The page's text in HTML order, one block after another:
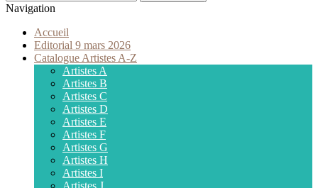
Navigation
Accueil
Editorial 9 mars 2026
Catalogue Artistes A-Z
Artistes A
Artistes B
Artistes C
Artistes D
Artistes E
Artistes F
Artistes G
Artistes H
Artistes I
Artistes J